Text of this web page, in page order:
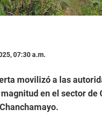
07:30 a.m.
movilizó a las
en el sector de